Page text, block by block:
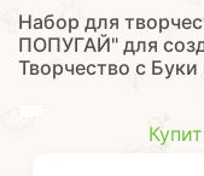
Набор для
ПОПУГАЙ" для
Творчество с